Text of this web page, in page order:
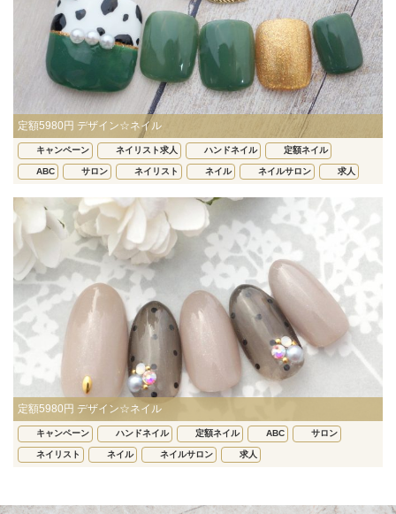
定額5980円 デザイン☆ネイル
キャンペーン ネイリスト求人 ハンドネイル 定額ネイル
ABC サロン ネイリスト ネイル ネイルサロン 求人
定額5980円 デザイン☆ネイル
キャンペーン ハンドネイル 定額ネイル ABC サロン
ネイリスト ネイル ネイルサロン 求人